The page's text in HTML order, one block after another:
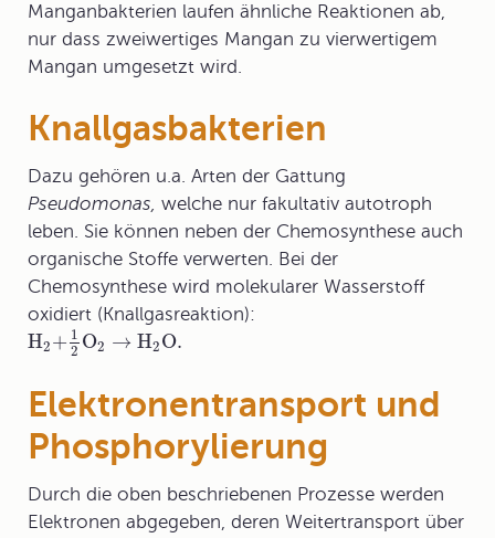
Manganbakterien laufen ähnliche Reaktionen ab,
nur dass zweiwertiges Mangan zu vierwertigem
Mangan umgesetzt wird.
Knallgasbakterien
Dazu gehören u.a. Arten der Gattung
Pseudomonas, welche nur fakultativ autotroph
leben. Sie können neben der Chemosynthese auch
organische Stoffe verwerten. Bei der
Chemosynthese wird molekularer Wasserstoff
oxidiert (Knallgasreaktion):
H2 + 1
2 O2 → H2O.
Elektronentransport und
Phosphorylierung
Durch die oben beschriebenen Prozesse werden
Elektronen abgegeben, deren Weitertransport über